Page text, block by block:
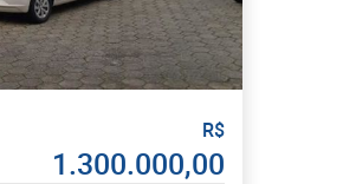
R$
1.300.000,00